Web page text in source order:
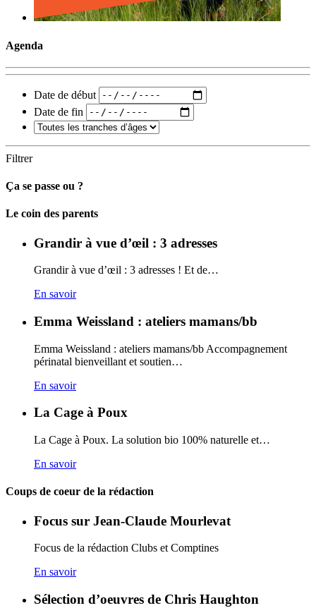
Agenda
Date de début
Date de fin
Filtrer
Ça se passe ou ?
Carto
Le coin des parents
Grandir à vue d’œil : 3 adresses
Grandir à vue d’œil : 3 adresses ! Et de…
En savoir
Emma Weissland : ateliers mamans/bb
Emma Weissland : ateliers mamans/bb Accompagnement
périnatal bienveillant et soutien…
En savoir
La Cage à Poux
La Cage à Poux. La solution bio 100% naturelle et…
En savoir
Coups de coeur de la rédaction
Focus sur Jean-Claude Mourlevat
Focus de la rédaction Clubs et Comptines
En savoir
Sélection d’oeuvres de Chris Haughton